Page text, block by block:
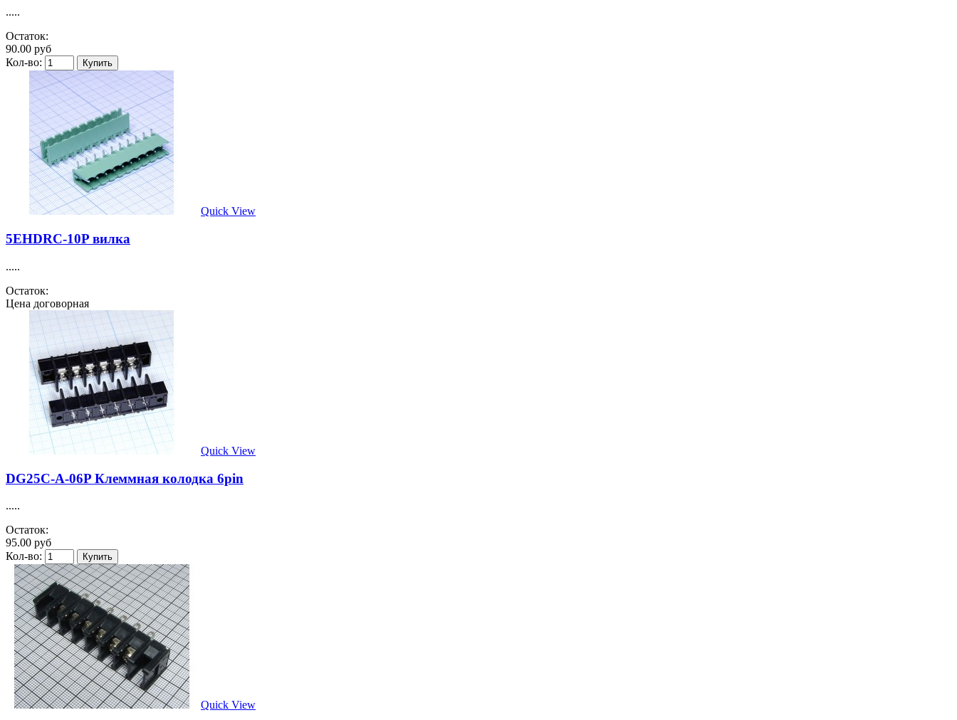
.....
Остаток:
90.00 руб
Кол-во:
Quick View
5EHDRC-10P вилка
.....
Остаток:
Цена договорная
Quick View
DG25C-A-06P Клеммная колодка 6pin
.....
Остаток:
95.00 руб
Кол-во:
Quick View